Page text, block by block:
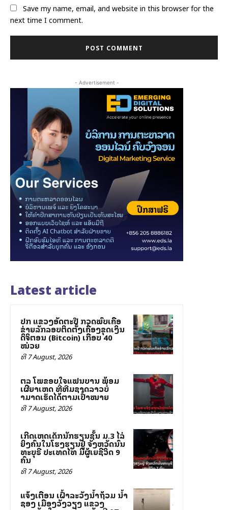
Save my name, email, and website in this browser for the
next time I comment.
- Advertisement -
Latest article
ປກສ ແຂວງອັດຕະປື ກວດພົບເຄືອ
ຂ່າຍລັກລອບຕິດຕັ້ງເຄື່ອງຂຸດເງິນ
ດິຈິຕອນ (Bitcoin) ເກືອບ 40
ໝ່ວຍ
ທີ 7 August, 2026
ສຕລ ໂພສຂອບໃຈແຟນບານ ພ້ອມ
ເຜີຍສາເຫດ ທີ່ທີມຊາດລາວບໍ່
ສາມາດເຮັດໄດ້ຕາມເປົ້າໝາຍ
ທີ 7 August, 2026
ເກີດເຫດເດັກນັກຮຽນຊັ້ນ ມ.3 ໄລ່
ຍິງຄົນໃນໂຮງຮຽນຢູ່ ຈັງຫວັດນົນ
ທະບຸຣີ ປະເທດໄທ ມີຜູ້ເສຍຊີວິດ 9
ຄົນ
ທີ 7 August, 2026
ແຈ້ງເຕືອນ ເຝົ້າລະວັງນ້ຳຖ້ວມ ນ້ຳ
ຊອງ ເມືອງວັງວຽງ ແຂວງ